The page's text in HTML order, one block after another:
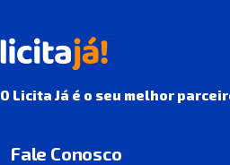
O Licita Já é o seu melhor
Fale Conosco